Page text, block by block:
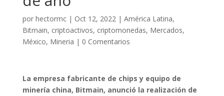
por hectormc| Oct 12, 2022| América Latina,
Bitmain, criptoactivos, criptomonedas, Mercados,
México, Mineria | 0 Comentarios
La empresa fabricante de chips y equipo de
minería china, Bitmain, anunció la realización de